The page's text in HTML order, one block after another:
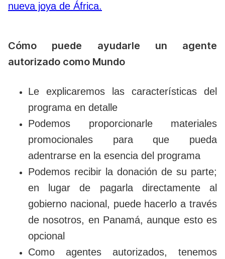
nueva joya de África.
Cómo puede ayudarle un agente
autorizado como Mundo
Le explicaremos las características del
programa en detalle
Podemos proporcionarle materiales
promocionales para que pueda
adentrarse en la esencia del programa
Podemos recibir la donación de su parte;
en lugar de pagarla directamente al
gobierno nacional, puede hacerlo a través
de nosotros, en Panamá, aunque esto es
opcional
Como agentes autorizados, tenemos